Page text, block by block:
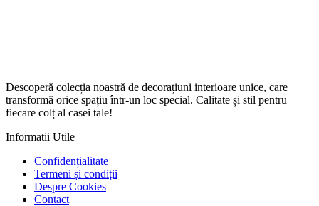
Descoperă colecția noastră de decorațiuni interioare unice, care
transformă orice spațiu într-un loc special. Calitate și stil pentru
fiecare colț al casei tale!
Informatii Utile
Confidențialitate
Termeni și condiții
Despre Cookies
Contact